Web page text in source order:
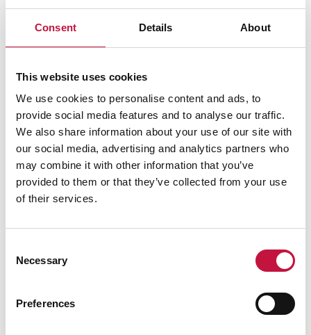
Consent Details About
This website uses cookies
We use cookies to personalise content and ads, to
provide social media features and to analyse our traffic.
We also share information about your use of our site with
our social media, advertising and analytics partners who
may combine it with other information that you’ve
provided to them or that they’ve collected from your use
of their services.
Selection
Necessary
Preferences